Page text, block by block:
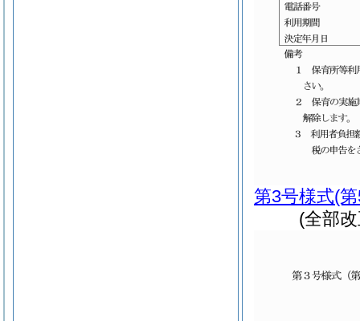
第3号様式(
(全部